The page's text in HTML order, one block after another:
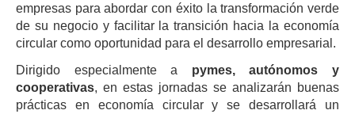
empresas para abordar con éxito la transformación verde
de su negocio y facilitar la transición hacia la economía
circular como oportunidad para el desarrollo empresarial.
Dirigido especialmente a pymes, autónomos y
cooperativas, en estas jornadas se analizarán buenas
prácticas en economía circular y se desarrollará un